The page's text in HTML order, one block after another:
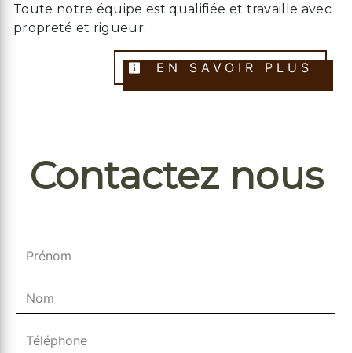
Toute notre équipe est qualifiée et travaille avec
propreté et rigueur.
EN SAVOIR PLUS
Contactez nous